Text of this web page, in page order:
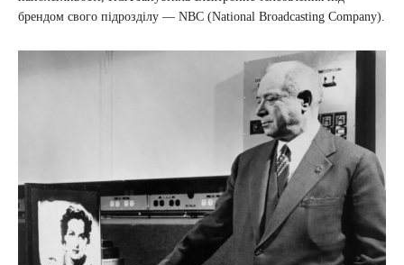
брендом свого підрозділу — NBC (National Broadcasting Company).